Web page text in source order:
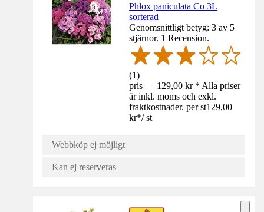
Phlox paniculata Co 3L
sorterad
Genomsnittligt betyg: 3 av 5
stjärnor. 1 Recension.
(1)
pris — 129,00 kr * Alla priser
är inkl. moms och exkl.
fraktkostnader. per st129,00
kr*/ st
Webbköp ej möjligt
Kan ej reserveras